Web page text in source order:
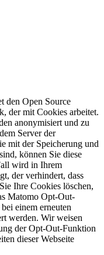
den Open Source
der mit Cookies arbeitet.
anonymisiert und zu
Server der
mit der Speicherung und
können Sie diese
wird in Ihrem
der verhindert, dass
Ihre Cookies löschen,
Matomo Opt-Out-
einem erneuten
werden. Wir weisen
der Opt-Out-Funktion
dieser Webseite